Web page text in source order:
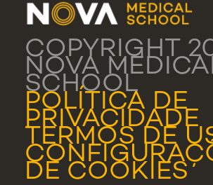
COPYRIGHT
NOVA
SCHOOL
POLÍTICA DE
PRIVACIDADE
TERMOS DE
DE COOKIES